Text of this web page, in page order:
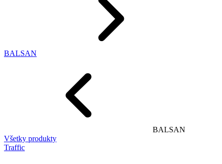
BALSAN
BALSAN
Všetky produkty
Traffic